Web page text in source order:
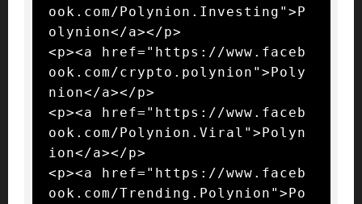
ook.com/Polynion.Investing">P
olynion</a></p>
<p><a href="https://www.faceb
ook.com/crypto.polynion">Poly
nion</a></p>
<p><a href="https://www.faceb
ook.com/Polynion.Viral">Polyn
ion</a></p>
<p><a href="https://www.faceb
ook.com/Trending.Polynion">Po